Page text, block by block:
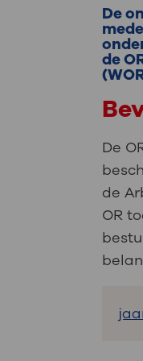
we u
De
de
De
de
OR